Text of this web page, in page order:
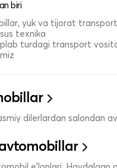
biri
yuk va tijorat
texnika
turdagi transport
dilerlardan salondan